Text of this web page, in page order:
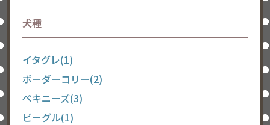
犬種
イタグレ(1)
ボーダーコリー(2)
ペキニーズ(3)
ビーグル(1)